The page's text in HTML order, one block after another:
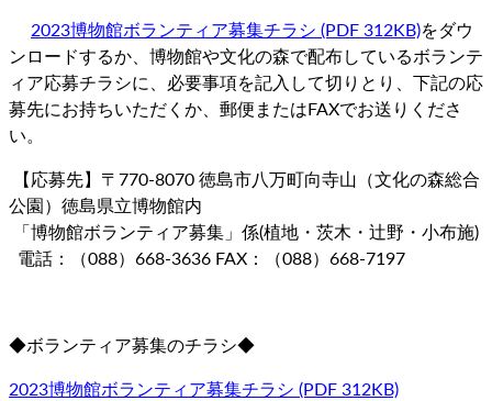
2023博物館ボランティア募集チラシ (PDF 312KB)をダウ
ンロードするか、博物館や文化の森で配布しているボランテ
ィア応募チラシに、必要事項を記入して切りとり、下記の応
募先にお持ちいただくか、郵便またはFAXでお送りくださ
い。
【応募先】〒770-8070 徳島市八万町向寺山（文化の森総合
公園）徳島県立博物館内
「博物館ボランティア募集」係(植地・茨木・辻野・小布施)
電話：（088）668-3636 FAX：（088）668-7197
◆ボランティア募集のチラシ◆
2023博物館ボランティア募集チラシ (PDF 312KB)